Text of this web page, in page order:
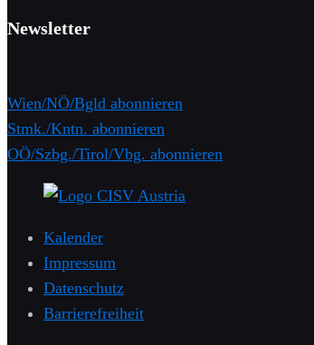
Newsletter
Wien/NÖ/Bgld abonnieren
Stmk./Kntn. abonnieren
OÖ/Szbg./Tirol/Vbg. abonnieren
Kalender
Impressum
Datenschutz
Barrierefreiheit